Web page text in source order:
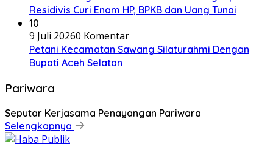
Residivis Curi Enam HP, BPKB dan Uang Tunai
10
9 Juli 20260 Komentar
Petani Kecamatan Sawang Silaturahmi Dengan
Bupati Aceh Selatan
Pariwara
Seputar Kerjasama Penayangan Pariwara
Selengkapnya